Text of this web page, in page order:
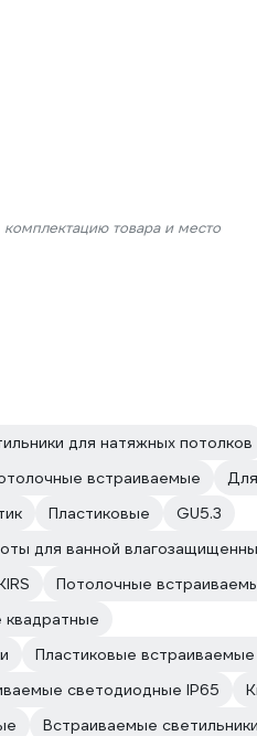
товара и место
для натяжных потолков
встраиваемые
Пластиковые
GU5.3
для ванной
Потолочные
квадратные
Пластиковые встраиваемые
светодиодные IP65
Встраиваемые